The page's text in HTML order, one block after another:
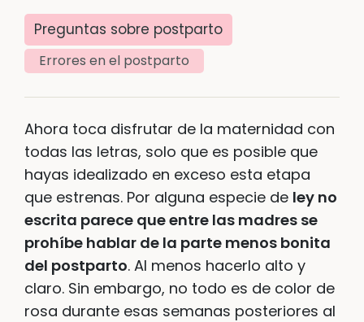
Preguntas sobre postparto
Errores en el postparto
Ahora toca disfrutar de la maternidad con
todas las letras, solo que es posible que
hayas idealizado en exceso esta etapa
que estrenas. Por alguna especie de ley no
escrita parece que entre las madres se
prohíbe hablar de la parte menos bonita
del postparto. Al menos hacerlo alto y
claro. Sin embargo, no todo es de color de
rosa durante esas semanas posteriores al